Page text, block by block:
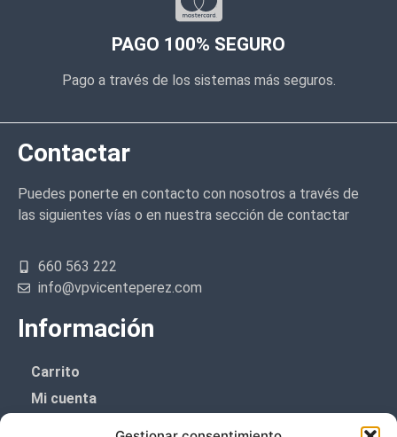
PAGO 100% SEGURO
Pago a través de los sistemas más seguros.
Contactar
Puedes ponerte en contacto con nosotros a través de
las siguientes vías o en nuestra sección de contactar
660 563 222
info@vpvicenteperez.com
Información
Carrito
Mi cuenta